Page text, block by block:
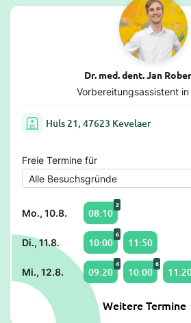
Dr. med. dent. Jan
Vorbereitungsassistent in
Hüls 21, 47623 Kevelaer
Freie Termine für
Mo., 10.8. 08:10
2
Di., 11.8. 10:00
6
11:50
Mi., 12.8. 09:20
4
10:00
6
Weitere Termine